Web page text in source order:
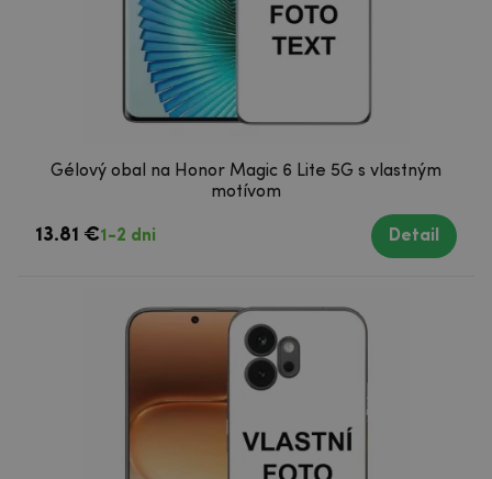
Gélový obal na Honor Magic 6 Lite 5G s vlastným
motívom
13.81 €1-2 dni Detail